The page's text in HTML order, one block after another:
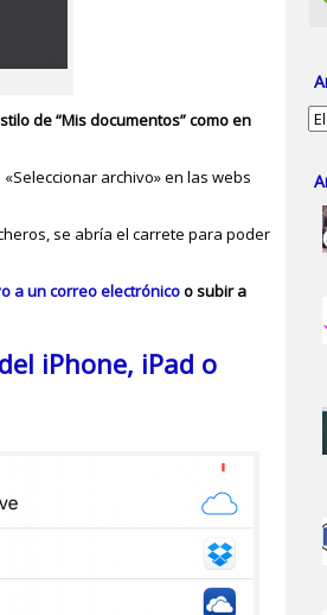
de “Mis documentos” como en
archivo» en las webs
se abría el carrete para poder
a un correo electrónicoo subir a
iPhone, iPad o